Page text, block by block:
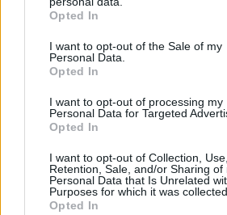
grant or deny consent to Google and
use your data for below specified
consent section.
Opted In
I want to opt-out of the Sale of my
Personal Data.
Opted In
I want to opt-out of processing my
Personal Data for Targeted
Opted In
I want to opt-out of Collection, Use,
Retention, Sale, and/or Sharing of
Personal Data that Is Unrelated
Purposes for which it was collected.
Opted In
Ισραήλ σώσε μας
Εμπρός Ισραήλ! Όλοι οι Έλληνες
ΑΠΑΝΤΗΣΗ
Τραβα στην γωνια
21.05.2025, 19:30
ΑΠΑΝΤΗΣΗ
anaksios